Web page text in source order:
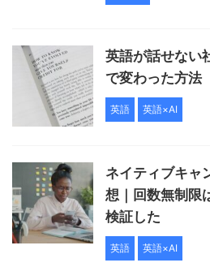
英語が話せない
で変わった方法
英語 英語×AI
ネイティブキャ
想｜回数無制限
検証した
英語 英語×AI